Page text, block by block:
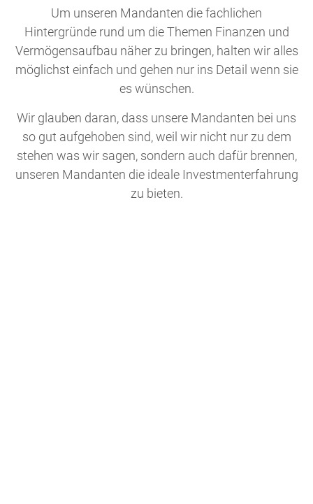
Um unseren Mandanten die fachlichen
Hintergründe rund um die Themen Finanzen und
Vermögensaufbau näher zu bringen, halten wir alles
möglichst einfach und gehen nur ins Detail wenn sie
es wünschen.
Wir glauben daran, dass unsere Mandanten bei uns
so gut aufgehoben sind, weil wir nicht nur zu dem
stehen was wir sagen, sondern auch dafür brennen,
unseren Mandanten die ideale Investmenterfahrung
zu bieten.